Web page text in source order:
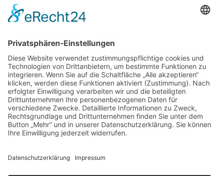
DATENSCHUTZERKLÄRUNG
BARRIEREFREIHEITSERKLÄRUNG
GEWINNSPIELRICHTLINIEN
COOKIE-EINSTELLUNGEN